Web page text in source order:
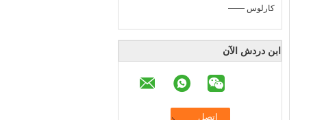
—— كارلوس
ابن دردش الآن